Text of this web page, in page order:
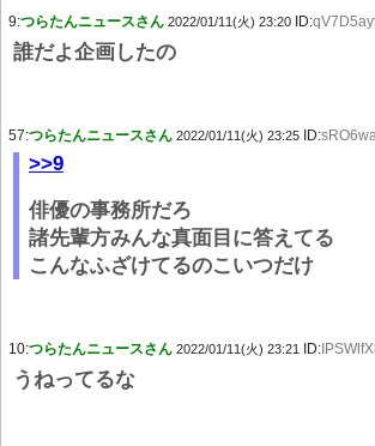
9:つらたんニュースさん 2022/01/11(火) 23:20 ID:
誰だよ企画したの
57:つらたんニュースさん 2022/01/11(火) 23:25 ID:
>>9
俳優の事務所だろ
諸先輩方みんな真面目に答えてる
こんなふざけてるのこいつだけ
10:つらたんニュースさん 2022/01/11(火) 23:21 ID:
うねってるな